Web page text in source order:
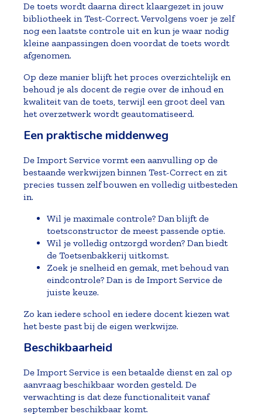
De toets wordt daarna direct klaargezet in jouw
bibliotheek in Test-Correct. Vervolgens voer je zelf
nog een laatste controle uit en kun je waar nodig
kleine aanpassingen doen voordat de toets wordt
afgenomen.
Op deze manier blijft het proces overzichtelijk en
behoud je als docent de regie over de inhoud en
kwaliteit van de toets, terwijl een groot deel van
het overzetwerk wordt geautomatiseerd.
Een praktische middenweg
De Import Service vormt een aanvulling op de
bestaande werkwijzen binnen Test-Correct en zit
precies tussen zelf bouwen en volledig uitbesteden
in.
Wil je maximale controle? Dan blijft de
toetsconstructor de meest passende optie.
Wil je volledig ontzorgd worden? Dan biedt
de Toetsenbakkerij uitkomst.
Zoek je snelheid en gemak, met behoud van
eindcontrole? Dan is de Import Service de
juiste keuze.
Zo kan iedere school en iedere docent kiezen wat
het beste past bij de eigen werkwijze.
Beschikbaarheid
De Import Service is een betaalde dienst en zal op
aanvraag beschikbaar worden gesteld. De
verwachting is dat deze functionaliteit vanaf
september beschikbaar komt.